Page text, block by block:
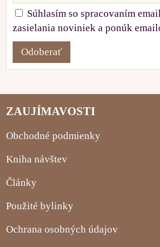
Súhlasím so spracovaním
zasielania noviniek a ponúk
Odoberať
ZAUJÍMAVOSTI
Obchodné podmienky
Kniha návštev
Články
Použité bylinky
Ochrana osobných údajov